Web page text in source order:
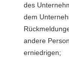
des
dem
andere
erniedrigen;